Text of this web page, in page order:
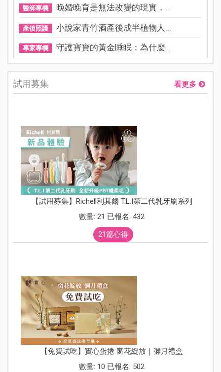
醫師專欄 晚婚晚育是無法改變的現實，...
產後照護 小說家青竹酒產後成半植物人...
專家專欄 守護寶寶的黃金睡眠：為什麼...
試用募集 看更多
【試用募集】Richell利其爾 T.L.I第二代乳牙刷系列
數量: 21 已報名: 432
21篇心得
【免費試吃】實心蛋捲 窗花綻放｜彌月禮盒
數量: 10 已報名: 502